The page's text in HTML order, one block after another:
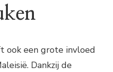
ook een grote invloed
Dankzij de